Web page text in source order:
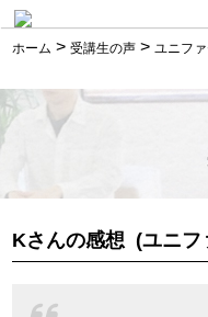
ホーム >受講生の声 > ユニフ
Kさんの感想 (ユニフ